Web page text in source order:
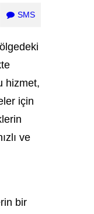
SMS
hizmet,
için
ve
bir